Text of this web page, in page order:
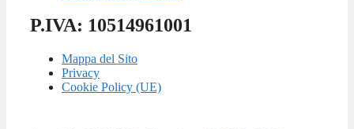
P.IVA: 10514961001
Mappa del Sito
Privacy
Cookie Policy (UE)